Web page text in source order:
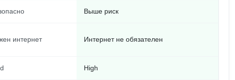
Выше риск
интернет Интернет не обязателен
High